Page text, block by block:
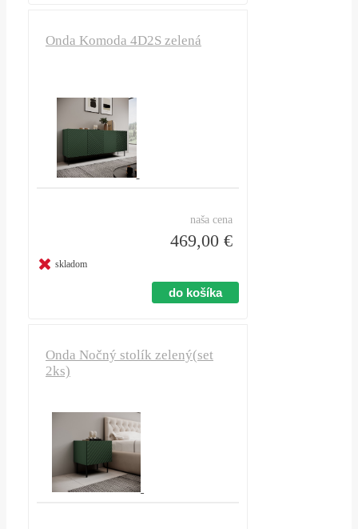
Onda Komoda 4D2S zelená
naša cena
469,00 €
skladom
Onda Nočný stolík zelený(set
2ks)